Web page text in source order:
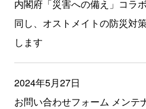
内閣府「災害への備え」コラ
同し、オストメイトの防災対
します
2024年5月27日
お問い合わせフォーム メンテ